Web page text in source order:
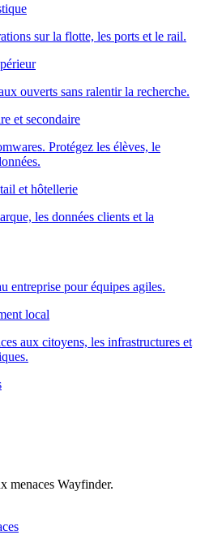
sur la flotte, les ports et le rail.
ouverts sans ralentir la recherche.
et secondaire
Protégez les élèves, le
et hôtellerie
les données clients et la
entreprise pour équipes agiles.
local
aux citoyens, les infrastructures et
menaces Wayfinder.